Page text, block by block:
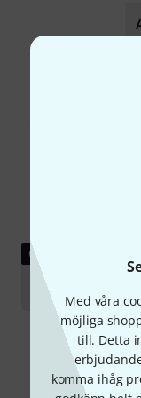
Med våra
möjliga
till. Detta
komma ihåg
GUIDE
Violas